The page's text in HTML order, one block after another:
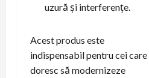
uzură și interferențe.
Acest produs este
indispensabil pentru cei care
doresc să modernizeze